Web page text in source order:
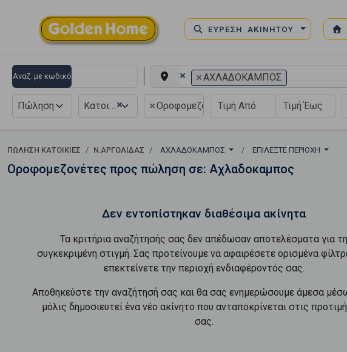
ΕΥΡΕΣΗ ΑΚΙΝΗΤΟΥ
Αναζ. με κωδικό × ×ΑΧΛΑΔΟΚΑΜΠΟΣ
Πώληση ×
Κατοικία ×Οροφομεζονέτα
ΠΏΛΗΣΗ ΚΑΤΟΙΚΊΕΣ Ν.ΑΡΓΟΛΙΔΑΣ ΑΧΛΑΔΟΚΑΜΠΟΣ ΕΠΙΛΈΞΤΕ ΠΕΡΙΟΧΉ
Οροφομεζονέτες προς πώληση σε: Αχλαδοκαμπος
Δεν εντοπίστηκαν διαθέσιμα ακίνητα
Τα κριτήρια αναζήτησής σας δεν απέδωσαν αποτελέσματα για τη
συγκεκριμένη στιγμή. Σας προτείνουμε να αφαιρέσετε ορισμένα
επεκτείνετε την περιοχή ενδιαφέροντός σας.
Αποθηκεύστε την αναζήτησή σας και θα σας ενημερώσουμε άμεσα
μόλις δημοσιευτεί ένα νέο ακίνητο που ανταποκρίνεται στις
σας.